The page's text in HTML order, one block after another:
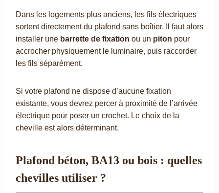
Dans les logements plus anciens, les fils électriques
sortent directement du plafond sans boîtier. Il faut alors
installer une barrette de fixation ou un piton pour
accrocher physiquement le luminaire, puis raccorder
les fils séparément.
Si votre plafond ne dispose d’aucune fixation
existante, vous devrez percer à proximité de l’arrivée
électrique pour poser un crochet. Le choix de la
cheville est alors déterminant.
Plafond béton, BA13 ou bois : quelles
chevilles utiliser ?